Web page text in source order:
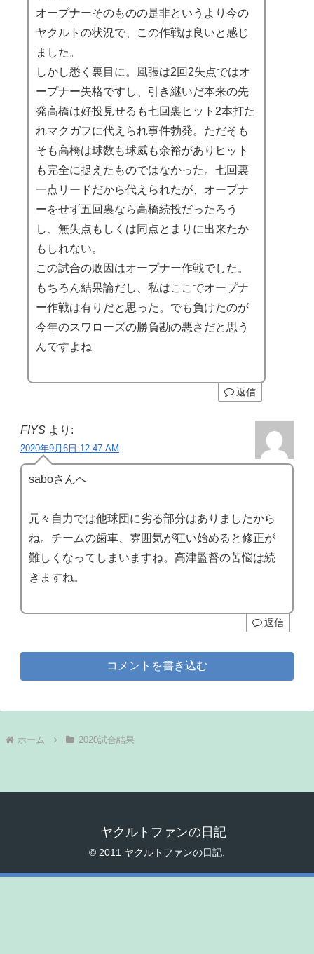
オープナーそのものの是非というより今の
ヤクルトの状況で、この作戦は良いと感じ
ました。
しかし悉く裏目に。風張は2回2失点ではオ
ープナー失格ですし、引き継いだ本来の先
発高橋は好投見せるも七回裏ヒット2本打た
れマクガフに代えられ事件勃発。ただそも
そも高橋は球数も球威も余裕がありヒット
も完全に捉えたものではなかった。七回裏
一点リードだから代えられたが、オープナ
ーをせず五回裏なら高橋続投だったろう
し、無失点もしくは同点とまりに出来たか
もしれない。
この試合の敗因はオープナー作戦でした。
もちろん結果論だし、私はここでオープナ
ー作戦は有りだと思った。でも負けたのが
今年のスワローズの勝負勘の悪さだと思う
んですよね
返信
FIYS より:
2020年9月6日 12:47 AM
saboさんへ
元々自力では他球団に劣る部分はありましたから
ね。チームの歯車、雰囲気が狂い始めると修正が
難しくなってしまいますね。高津監督の苦悩は続
きますね。
返信
コメントを書き込む
ホーム 2020試合結果
ヤクルトファンの日記
© 2011 ヤクルトファンの日記.